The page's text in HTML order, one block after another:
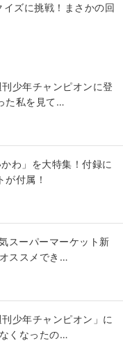
ズに挑戦！まさかの回
少年チャンピオンに登
た私を見て…
わ」を大特集！付録に
付属！
スーパーマーケット新
ススメでき…
少年チャンピオン」に
くなったの…